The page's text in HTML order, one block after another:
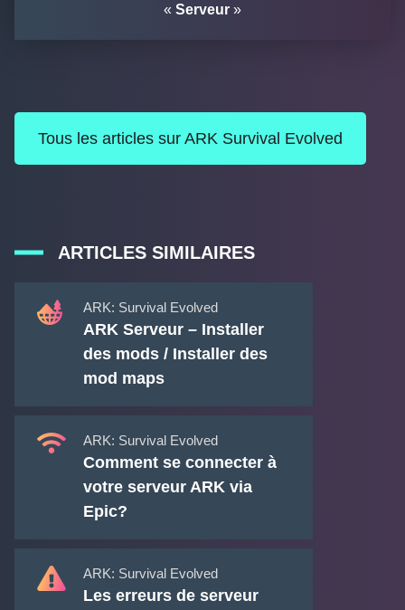
« Serveur »
Tous les articles sur ARK Survival Evolved
ARTICLES SIMILAIRES
ARK: Survival Evolved
ARK Serveur – Installer
des mods / Installer des
mod maps
ARK: Survival Evolved
Comment se connecter à
votre serveur ARK via
Epic?
ARK: Survival Evolved
Les erreurs de serveur